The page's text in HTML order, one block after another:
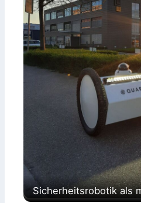
Sicherheitsrobotik als